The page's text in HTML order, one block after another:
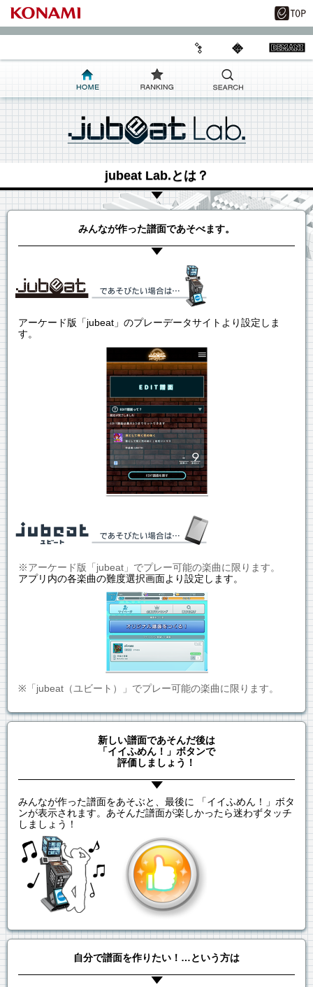
jubeat Lab.とは？
みんなが作った譜面であそべます。
アーケード版「jubeat」のプレーデータサイトより設定しま
す。
※アーケード版「jubeat」でプレー可能の楽曲に限ります。
アプリ内の各楽曲の難度選択画面より設定します。
※「jubeat（ユビート）」でプレー可能の楽曲に限ります。
新しい譜面であそんだ後は
「イイふめん！」ボタンで
評価しましょう！
みんなが作った譜面をあそぶと、最後に 「イイふめん！」ボタ
ンが表示されます。あそんだ譜面が楽しかったら迷わずタッチ
しましょう！
自分で譜面を作りたい！…という方は